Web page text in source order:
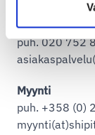
Asiakaspalvelu
Arkisin klo 9-
puh. 020 752
Myynti
puh. +358 (0)